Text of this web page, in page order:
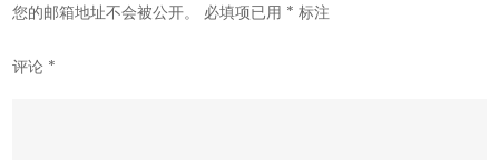
您的邮箱地址不会被公开。 必填项已用 * 标注
评论 *